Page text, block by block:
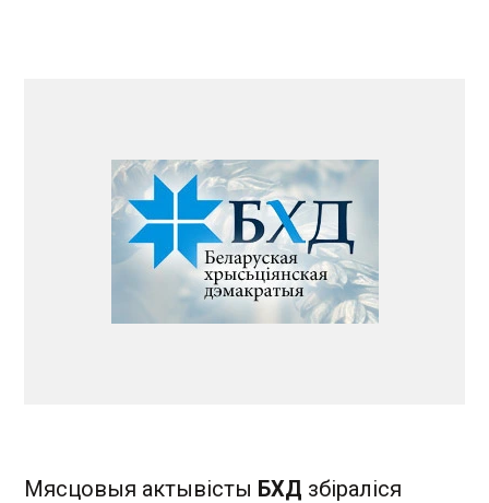
Мясцовыя актывісты БХД збіраліся